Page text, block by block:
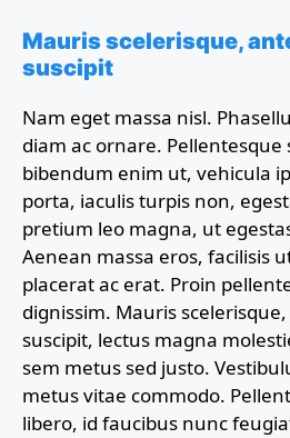
Mauris scelerisque,
suscipit
Nam eget massa nisl.
diam ac ornare. Pellentesque
bibendum enim ut, vehicula
porta, iaculis turpis non,
pretium leo magna, ut
Aenean massa eros, facilisis
placerat ac erat. Proin
dignissim. Mauris
suscipit, lectus magna
sem metus sed justo.
metus vitae commodo.
libero, id faucibus nunc